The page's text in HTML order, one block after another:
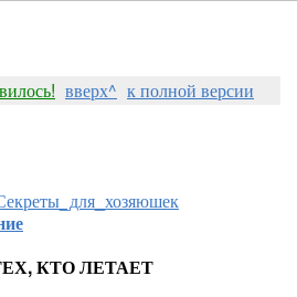
вверх^ к полной версии
КТО ЛЕТАЕТ